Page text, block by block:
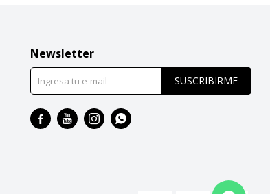
Newsletter
SUSCRIBIRME
   